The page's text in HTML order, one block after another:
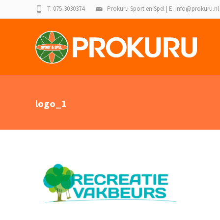
Prokuru Sport en Spel | E. info@prokuru.nl
T. 075-3030374
logo_1